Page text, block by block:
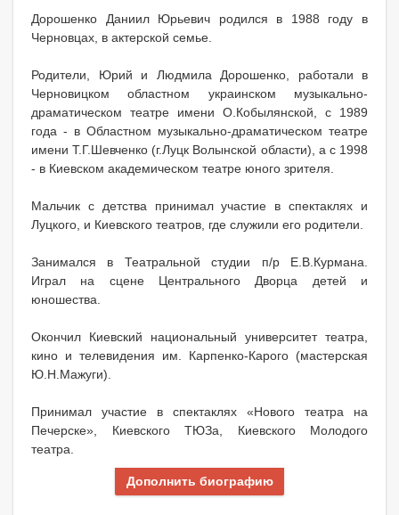
Дорошенко Даниил Юрьевич родился в 1988 году в
Черновцах, в актерской семье.
Родители, Юрий и Людмила Дорошенко, работали в
Черновицком областном украинском музыкально-
драматическом театре имени О.Кобылянской, с 1989
года - в Областном музыкально-драматическом театре
имени Т.Г.Шевченко (г.Луцк Волынской области), а с 1998
- в Киевском академическом театре юного зрителя.
Мальчик с детства принимал участие в спектаклях и
Луцкого, и Киевского театров, где служили его родители.
Занимался в Театральной студии п/р Е.В.Курмана.
Играл на сцене Центрального Дворца детей и
юношества.
Окончил Киевский национальный университет театра,
кино и телевидения им. Карпенко-Карого (мастерская
Ю.Н.Мажуги).
Принимал участие в спектаклях «Нового театра на
Печерске», Киевского ТЮЗа, Киевского Молодого
театра.
Дополнить биографию